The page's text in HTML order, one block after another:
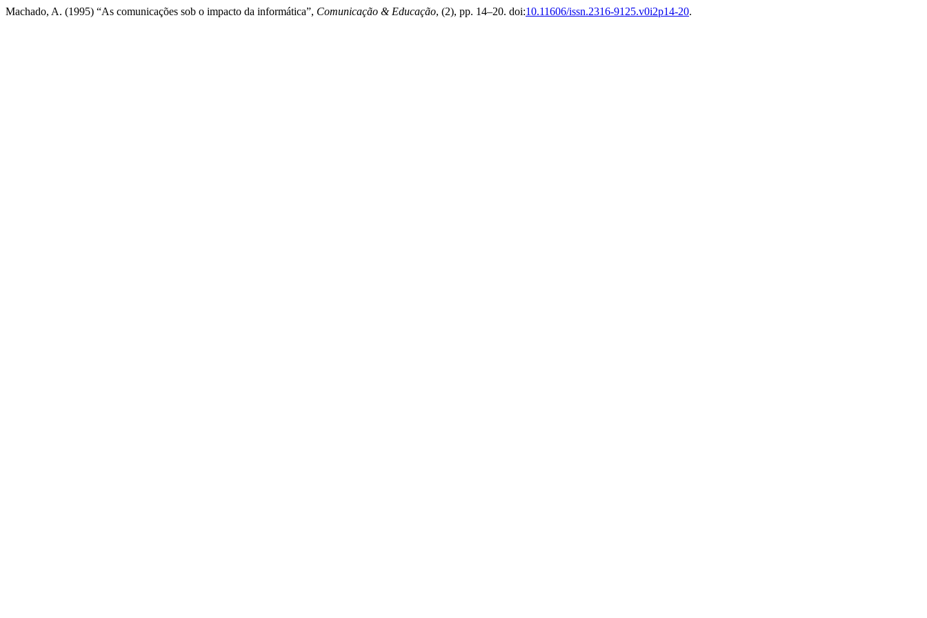
Machado, A. (1995) “As comunicações sob o impacto da informática”, Comunicação & Educação, (2), pp. 14–20. doi:10.11606/issn.2316-9125.v0i2p14-20.